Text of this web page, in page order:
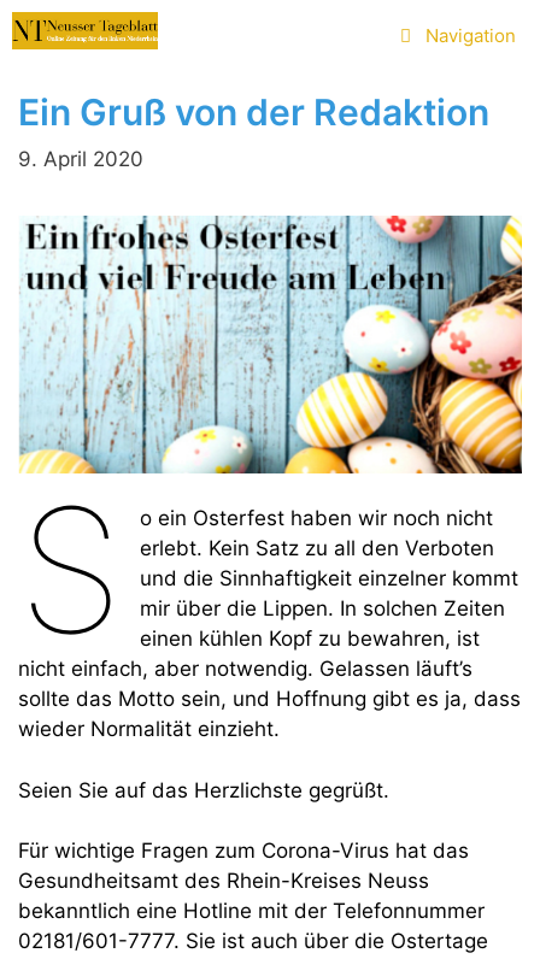
Zum
Inhalt
Navigation
Ein Gruß von der Redaktion
9. April 2020
S
o ein Osterfest haben wir noch nicht
erlebt. Kein Satz zu all den Verboten
und die Sinnhaftigkeit einzelner kommt
mir über die Lippen. In solchen Zeiten
einen kühlen Kopf zu bewahren, ist
nicht einfach, aber notwendig. Gelassen läuft’s
sollte das Motto sein, und Hoffnung gibt es ja, dass
wieder Normalität einzieht.
Seien Sie auf das Herzlichste gegrüßt.
Für wichtige Fragen zum Corona-Virus hat das
Gesundheitsamt des Rhein-Kreises Neuss
bekanntlich eine Hotline mit der Telefonnummer
02181/601-7777. Sie ist auch über die Ostertage